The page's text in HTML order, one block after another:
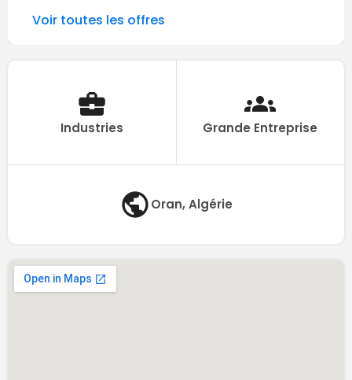
Voir toutes les offres
Industries Grande Entreprise
Oran, Algérie